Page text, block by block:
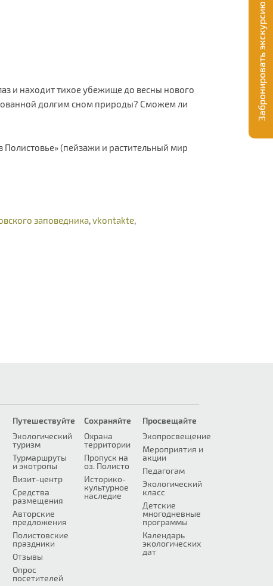
и находит тихое убежище до весны нового
долгим сном природы? Сможем ли
Полистовье» (пейзажи и растительный мир
заповедника,vkontakte,
Путешествуйте
Экологический
туризм
Турмаршруты
и экотропы
Визит-центр
Средства
размещения
Авторские
предложения
Полистовские
праздники
Отзывы
Опрос
посетителей
Сохраняйте
Охрана
территории
Пропуск на
оз. Полисто
Историко-
культурное
наследие
Просвещайте
Экопросвещение
Мероприятия и
акции
Педагогам
Экологический
класс
Детские
многодневные
программы
Календарь
экологических
дат
Забронировать экскурсию